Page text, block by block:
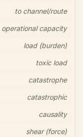
to channel/route
operational capacity
load (burden)
toxic load
catastrophe
catastrophic
causality
shear (force)